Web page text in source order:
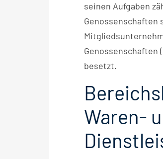
seinen Aufgaben
Genossenschaften
besetzt.
Waren-